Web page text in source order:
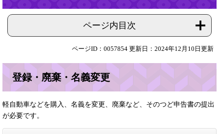
ページ内目次
ページID：0057854 更新日：2024年12月10日更新
登録・廃棄・名義変更
軽自動車などを購入、名義を変更、廃棄など、そのつど申告書の提出
が必要です。